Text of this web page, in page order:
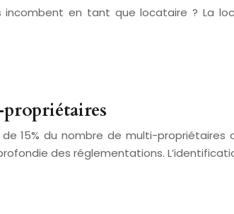
en tant que locataire ? La
15% du nombre de multi-propriétaires
des réglementations.